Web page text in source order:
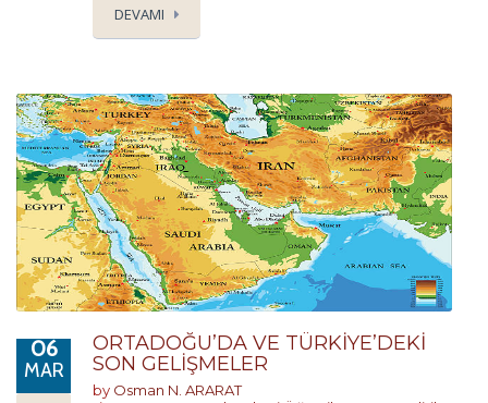
DEVAMI
06
MAR
ORTADOĞU’DA VE TÜRKİYE’DEKİ
SON GELİŞMELER
by Osman N. ARARAT